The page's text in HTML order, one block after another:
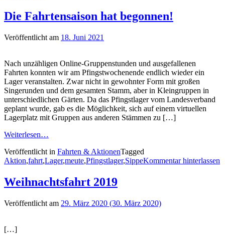
Die Fahrtensaison hat begonnen!
Veröffentlicht am 18. Juni 2021
Nach unzähligen Online-Gruppenstunden und ausgefallenen
Fahrten konnten wir am Pfingstwochenende endlich wieder ein
Lager veranstalten. Zwar nicht in gewohnter Form mit großen
Singerunden und dem gesamten Stamm, aber in Kleingruppen in
unterschiedlichen Gärten. Da das Pfingstlager vom Landesverband
geplant wurde, gab es die Möglichkeit, sich auf einem virtuellen
Lagerplatz mit Gruppen aus anderen Stämmen zu […]
Weiterlesen…
Veröffentlicht in Fahrten & AktionenTagged
Aktion,fahrt,Lager,meute,Pfingstlager,SippeKommentar hinterlassen
Weihnachtsfahrt 2019
Veröffentlicht am 29. März 2020 (30. März 2020)
[…]